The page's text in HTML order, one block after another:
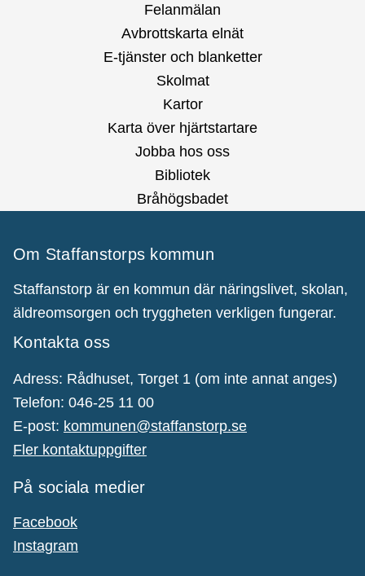
Felanmälan
Avbrottskarta elnät
E-tjänster och blanketter
Skolmat
Kartor
Karta över hjärtstartare
Jobba hos oss
Bibliotek
Bråhögsbadet
Om Staffanstorps kommun
Staffanstorp är en kommun där näringslivet, skolan,
äldreomsorgen och tryggheten verkligen fungerar.
Kontakta oss
Adress: Rådhuset, Torget 1 (om inte annat anges)
Telefon: 046-25 11 00
E-post: kommunen@staffanstorp.se
Fler kontaktuppgifter
På sociala medier
Facebook
Instagram